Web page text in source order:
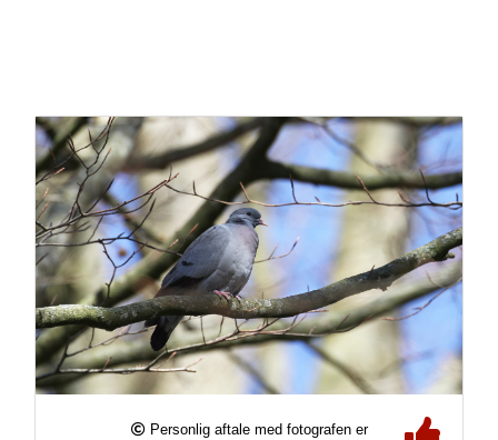
Personlig aftale med fotografen er